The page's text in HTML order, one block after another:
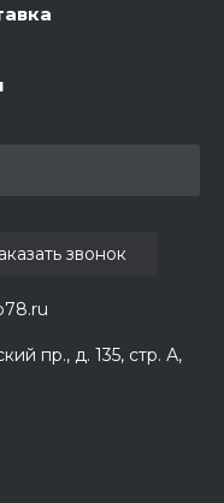
пр., д. 135, стр. А,
звонок